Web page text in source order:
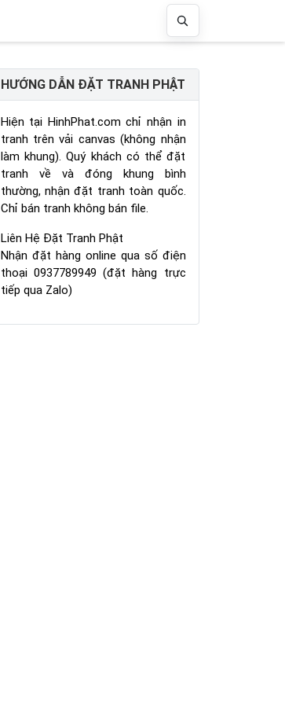
HƯỚNG DẪN ĐẶT TRANH PHẬT
Hiện tại HinhPhat.com chỉ nhận in
tranh trên vải canvas (không nhận
làm khung). Quý khách có thể đặt
tranh về và đóng khung bình
thường, nhận đặt tranh toàn quốc.
Chỉ bán tranh không bán file.
Liên Hệ Đặt Tranh Phật
Nhận đặt hàng online qua số điện
thoại 0937789949 (đặt hàng trực
tiếp qua Zalo)